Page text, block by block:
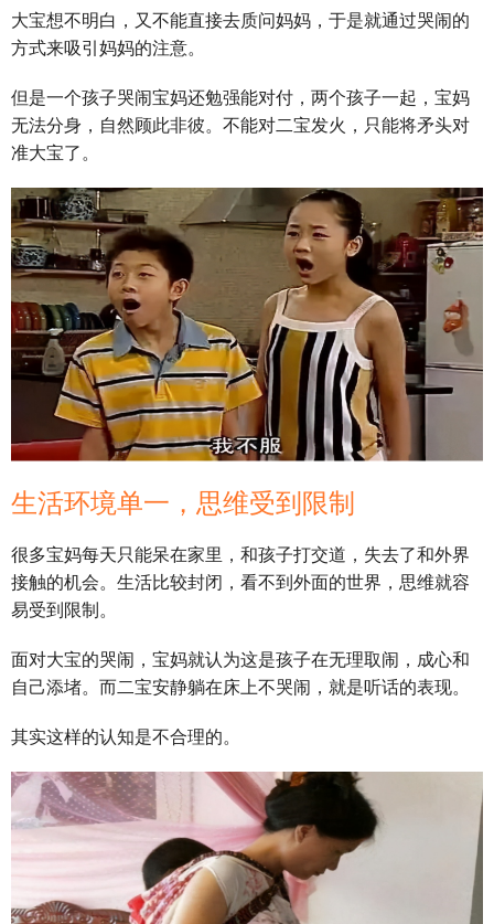
大宝想不明白，又不能直接去质问妈妈，于是就通过哭闹的
方式来吸引妈妈的注意。
但是一个孩子哭闹宝妈还勉强能对付，两个孩子一起，宝妈
无法分身，自然顾此非彼。不能对二宝发火，只能将矛头对
准大宝了。
生活环境单一，思维受到限制
很多宝妈每天只能呆在家里，和孩子打交道，失去了和外界
接触的机会。生活比较封闭，看不到外面的世界，思维就容
易受到限制。
面对大宝的哭闹，宝妈就认为这是孩子在无理取闹，成心和
自己添堵。而二宝安静躺在床上不哭闹，就是听话的表现。
其实这样的认知是不合理的。